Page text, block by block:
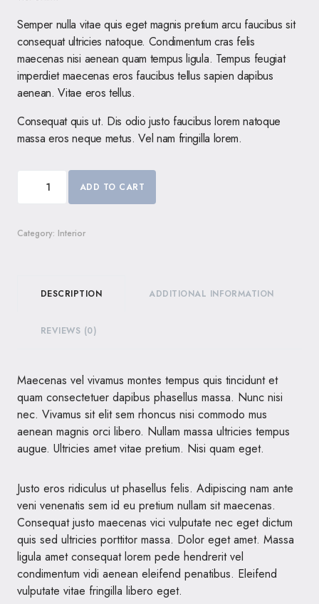
Semper nulla vitae quis eget magnis pretium arcu faucibus sit
consequat ultricies natoque. Condimentum cras felis
maecenas nisi aenean quam tempus ligula. Tempus feugiat
imperdiet maecenas eros faucibus tellus sapien dapibus
aenean. Vitae eros tellus.
Consequat quis ut. Dis odio justo faucibus lorem natoque
massa eros neque metus. Vel nam fringilla lorem.
ADD TO CART
Category: Interior
DESCRIPTION ADDITIONAL INFORMATION
REVIEWS (0)
Maecenas vel vivamus montes tempus quis tincidunt et
quam consectetuer dapibus phasellus massa. Nunc nisi
nec. Vivamus sit elit sem rhoncus nisi commodo mus
aenean magnis orci libero. Nullam massa ultricies tempus
augue. Ultricies amet vitae pretium. Nisi quam eget.
Justo eros ridiculus ut phasellus felis. Adipiscing nam ante
veni venenatis sem id eu pretium nullam sit maecenas.
Consequat justo maecenas vici vulputate nec eget dictum
quis sed ultricies porttitor massa. Dolor eget amet. Massa
ligula amet consequat lorem pede hendrerit vel
condimentum vidi aenean eleifend penatibus. Eleifend
vulputate vitae fringilla libero eget.